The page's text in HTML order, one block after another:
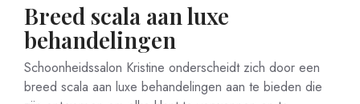
Breed scala aan luxe
behandelingen
Schoonheidssalon Kristine onderscheidt zich door een
breed scala aan luxe behandelingen aan te bieden die